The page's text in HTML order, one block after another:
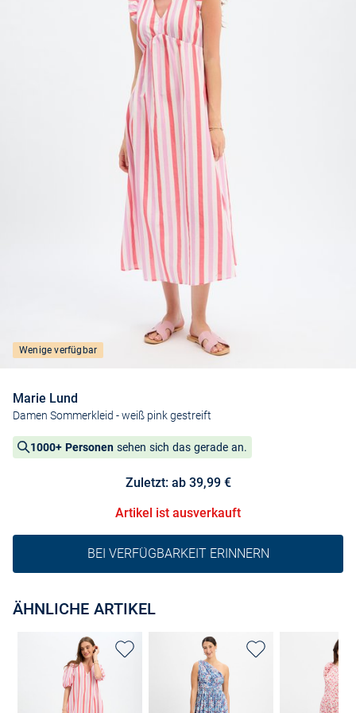
Wenige verfügbar
Marie Lund
Damen Sommerkleid - weiß pink gestreift
1000+ Personen sehen sich das gerade an.
Zuletzt: ab 39,99 €
Artikel ist ausverkauft
BEI VERFÜGBARKEIT ERINNERN
ÄHNLICHE ARTIKEL